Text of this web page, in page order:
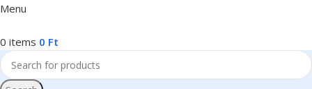
Menu
0 items 0 Ft